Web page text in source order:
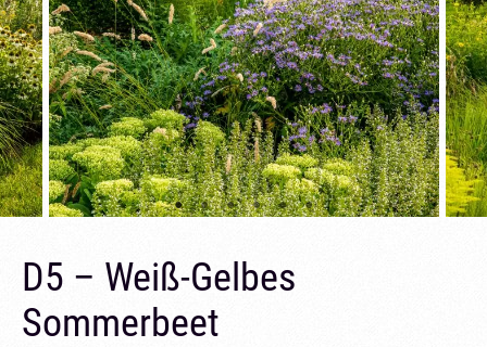
D5 – Weiß-Gelbes
Sommerbeet